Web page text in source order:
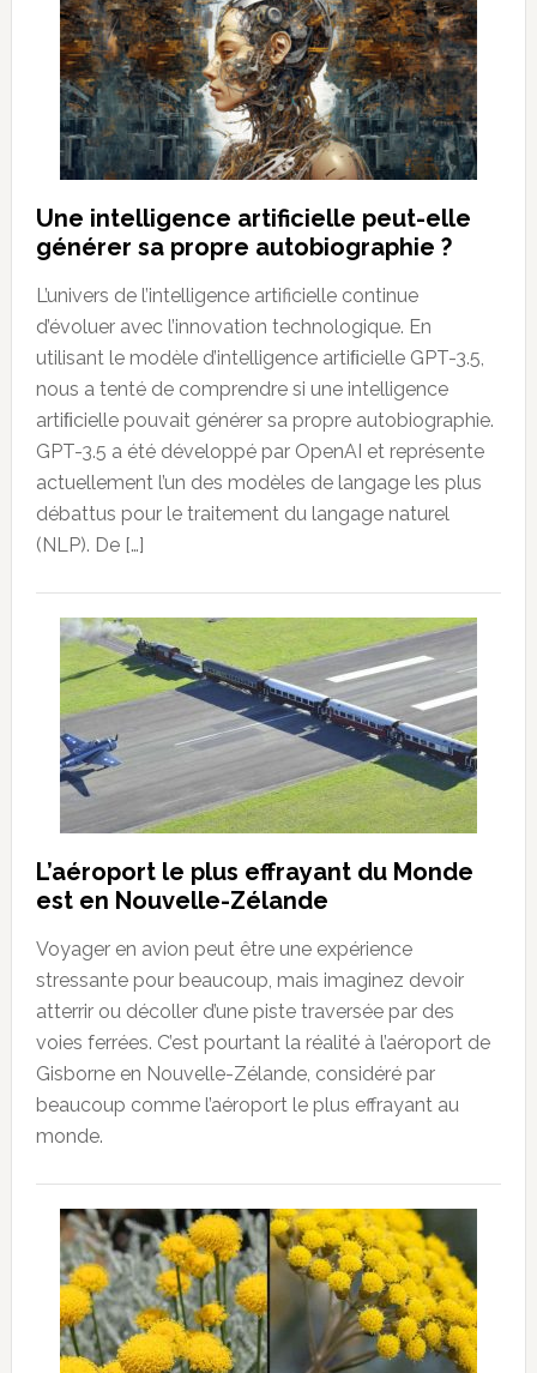
Une intelligence artificielle peut-elle
générer sa propre autobiographie ?
L’univers de l’intelligence artificielle continue
d’évoluer avec l’innovation technologique. En
utilisant le modèle d’intelligence artiﬁcielle GPT-3.5,
nous a tenté de comprendre si une intelligence
artiﬁcielle pouvait générer sa propre autobiographie.
GPT-3.5 a été développé par OpenAI et représente
actuellement l’un des modèles de langage les plus
débattus pour le traitement du langage naturel
(NLP). De […]
L’aéroport le plus effrayant du Monde
est en Nouvelle-Zélande
Voyager en avion peut être une expérience
stressante pour beaucoup, mais imaginez devoir
atterrir ou décoller d’une piste traversée par des
voies ferrées. C’est pourtant la réalité à l’aéroport de
Gisborne en Nouvelle-Zélande, considéré par
beaucoup comme l’aéroport le plus effrayant au
monde.